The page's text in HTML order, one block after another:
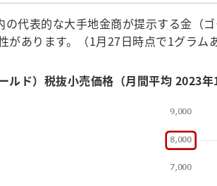
代表的な大手地金商が提示する金（
があります。（1月27日時点で1グラム
ルド）税抜小売価格（月間平均 2023